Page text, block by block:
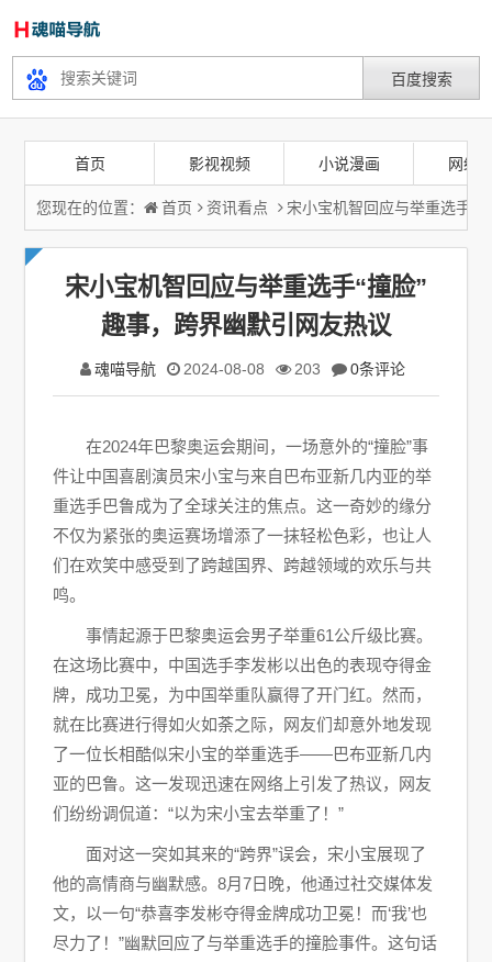
首页 影视视频 小说漫画 网络
您现在的位置： 首页 资讯看点 宋小宝机智回应与举重选手“
宋小宝机智回应与举重选手“撞脸”
趣事，跨界幽默引网友热议
魂喵导航 2024-08-08 203 0条评论
在2024年巴黎奥运会期间，一场意外的“撞脸”事
件让中国喜剧演员宋小宝与来自巴布亚新几内亚的举
重选手巴鲁成为了全球关注的焦点。这一奇妙的缘分
不仅为紧张的奥运赛场增添了一抹轻松色彩，也让人
们在欢笑中感受到了跨越国界、跨越领域的欢乐与共
鸣。
事情起源于巴黎奥运会男子举重61公斤级比赛。
在这场比赛中，中国选手李发彬以出色的表现夺得金
牌，成功卫冕，为中国举重队赢得了开门红。然而，
就在比赛进行得如火如荼之际，网友们却意外地发现
了一位长相酷似宋小宝的举重选手——巴布亚新几内
亚的巴鲁。这一发现迅速在网络上引发了热议，网友
们纷纷调侃道：“以为宋小宝去举重了！”
面对这一突如其来的“跨界”误会，宋小宝展现了
他的高情商与幽默感。8月7日晚，他通过社交媒体发
文，以一句“恭喜李发彬夺得金牌成功卫冕！而‘我’也
尽力了！”幽默回应了与举重选手的撞脸事件。这句话